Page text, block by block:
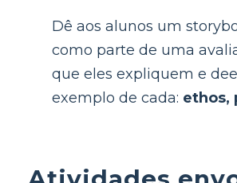
Dê aos alunos um
como parte de uma
que eles expliquem e
exemplo de cada: ethos,